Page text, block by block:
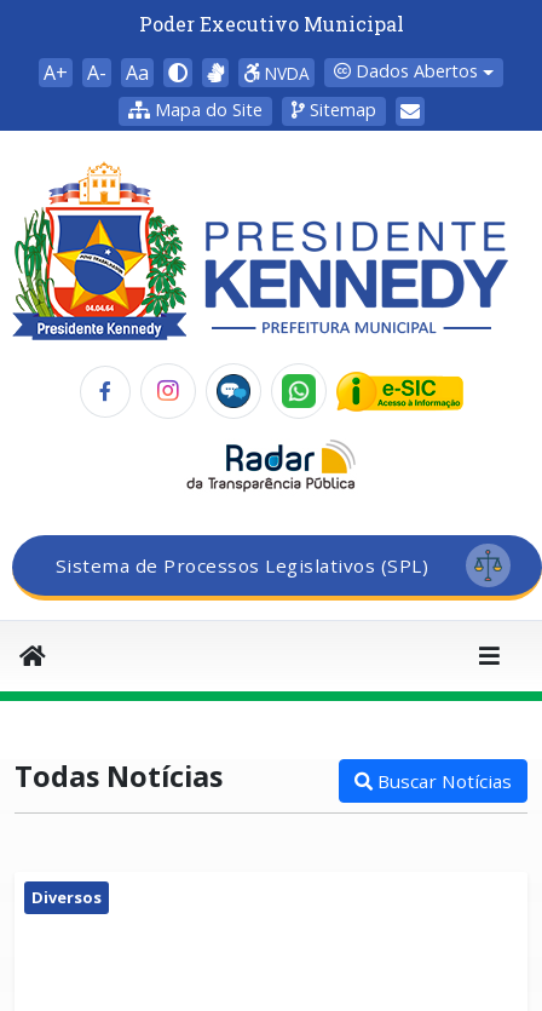
Poder Executivo Municipal
A+ A- Aa NVDA
Dados Abertos
Mapa do Site
Sitemap
Sistema de Processos Legislativos (SPL)
Todas Notícias Buscar Notícias
Diversos